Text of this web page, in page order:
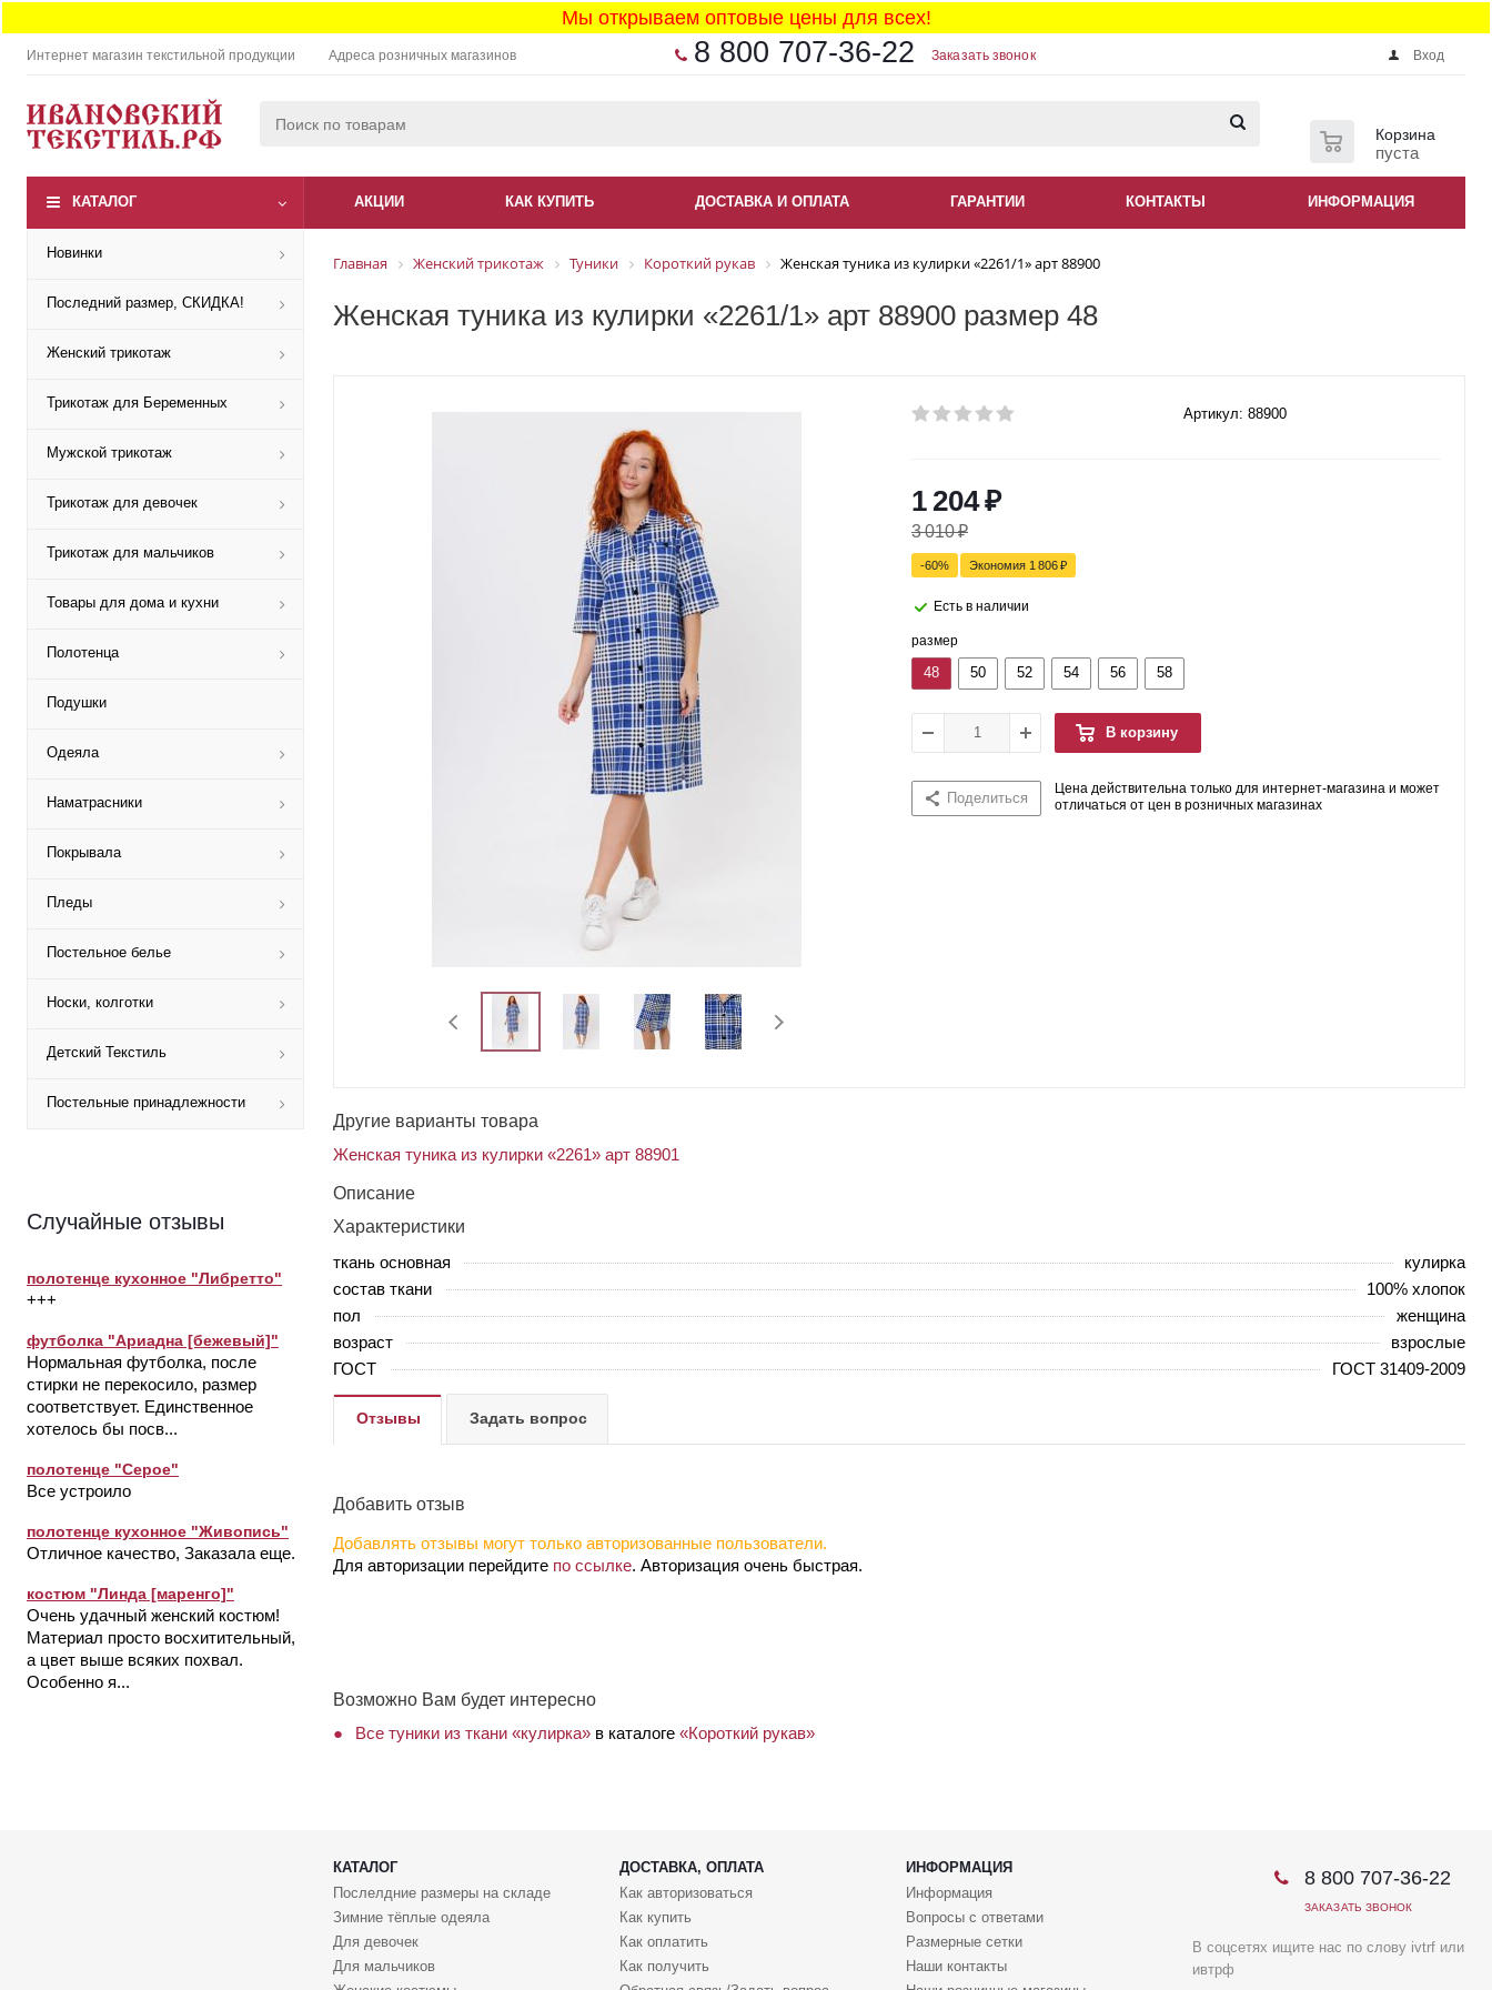
Мы открываем оптовые цены для всех!
Интернет магазин текстильной продукции Адреса розничных магазинов 8 800 707-36-22 Заказать звонок Вход
Корзина
пуста
КАТАЛОГ АКЦИИ КАК КУПИТЬ ДОСТАВКА И ОПЛАТА ГАРАНТИИ КОНТАКТЫ ИНФОРМАЦИЯ
Новинки
Последний размер, СКИДКА!
Женский трикотаж
Трикотаж для Беременных
Мужской трикотаж
Трикотаж для девочек
Трикотаж для мальчиков
Товары для дома и кухни
Полотенца
Подушки
Одеяла
Наматрасники
Покрывала
Пледы
Постельное белье
Носки, колготки
Детский Текстиль
Постельные принадлежности
Случайные отзывы
полотенце кухонное "Либретто"
+++
футболка "Ариадна [бежевый]"
Нормальная футболка, после
стирки не перекосило, размер
соответствует. Единственное
хотелось бы посв...
полотенце "Серое"
Все устроило
полотенце кухонное "Живопись"
Отличное качество, Заказала еще.
костюм "Линда [маренго]"
Очень удачный женский костюм!
Материал просто восхитительный,
а цвет выше всяких похвал.
Особенно я...
Главная Женский трикотаж Туники Короткий рукав Женская туника из кулирки «2261/1» арт 88900
Женская туника из кулирки «2261/1» арт 88900 размер 48
Артикул: 88900
1 204₽
3 010₽
-60% Экономия 1 806₽
Есть в наличии
размер
48 50 52 54 56 58
В корзину
Поделиться
Цена действительна только для интернет-магазина и может
отличаться от цен в розничных магазинах
Другие варианты товара
Женская туника из кулирки «2261» арт 88901
Описание
Характеристики
ткань основная
кулирка
состав ткани
100% хлопок
пол
женщина
возраст
взрослые
ГОСТ
ГОСТ 31409-2009
Отзывы Задать вопрос
Добавить отзыв
Добавлять отзывы могут только авторизованные пользователи.
Для авторизации перейдите по ссылке. Авторизация очень быстрая.
Возможно Вам будет интересно
Все туники из ткани «кулирка» в каталоге «Короткий рукав»
КАТАЛОГ ДОСТАВКА, ОПЛАТА
ИНФОРМАЦИЯ
Послелдние размеры на складе
Зимние тёплые одеяла
Для девочек
Для мальчиков
Как авторизоваться
Как купить
Как оплатить
Как получить
Информация
Вопросы с ответами
Размерные сетки
Наши контакты
8 800 707-36-22
ЗАКАЗАТЬ ЗВОНОК
В соцсетях ищите нас по слову ivtrf или
ивтрф